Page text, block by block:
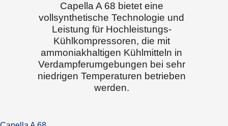
Capella A 68 bietet eine
vollsynthetische Technologie und
Leistung für Hochleistungs-
Kühlkompressoren, die mit
ammoniakhaltigen Kühlmitteln in
Verdampferumgebungen bei sehr
niedrigen Temperaturen betrieben
werden.